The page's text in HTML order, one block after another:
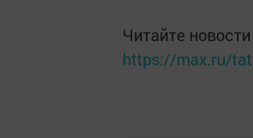
Читайте
https://max.ru/